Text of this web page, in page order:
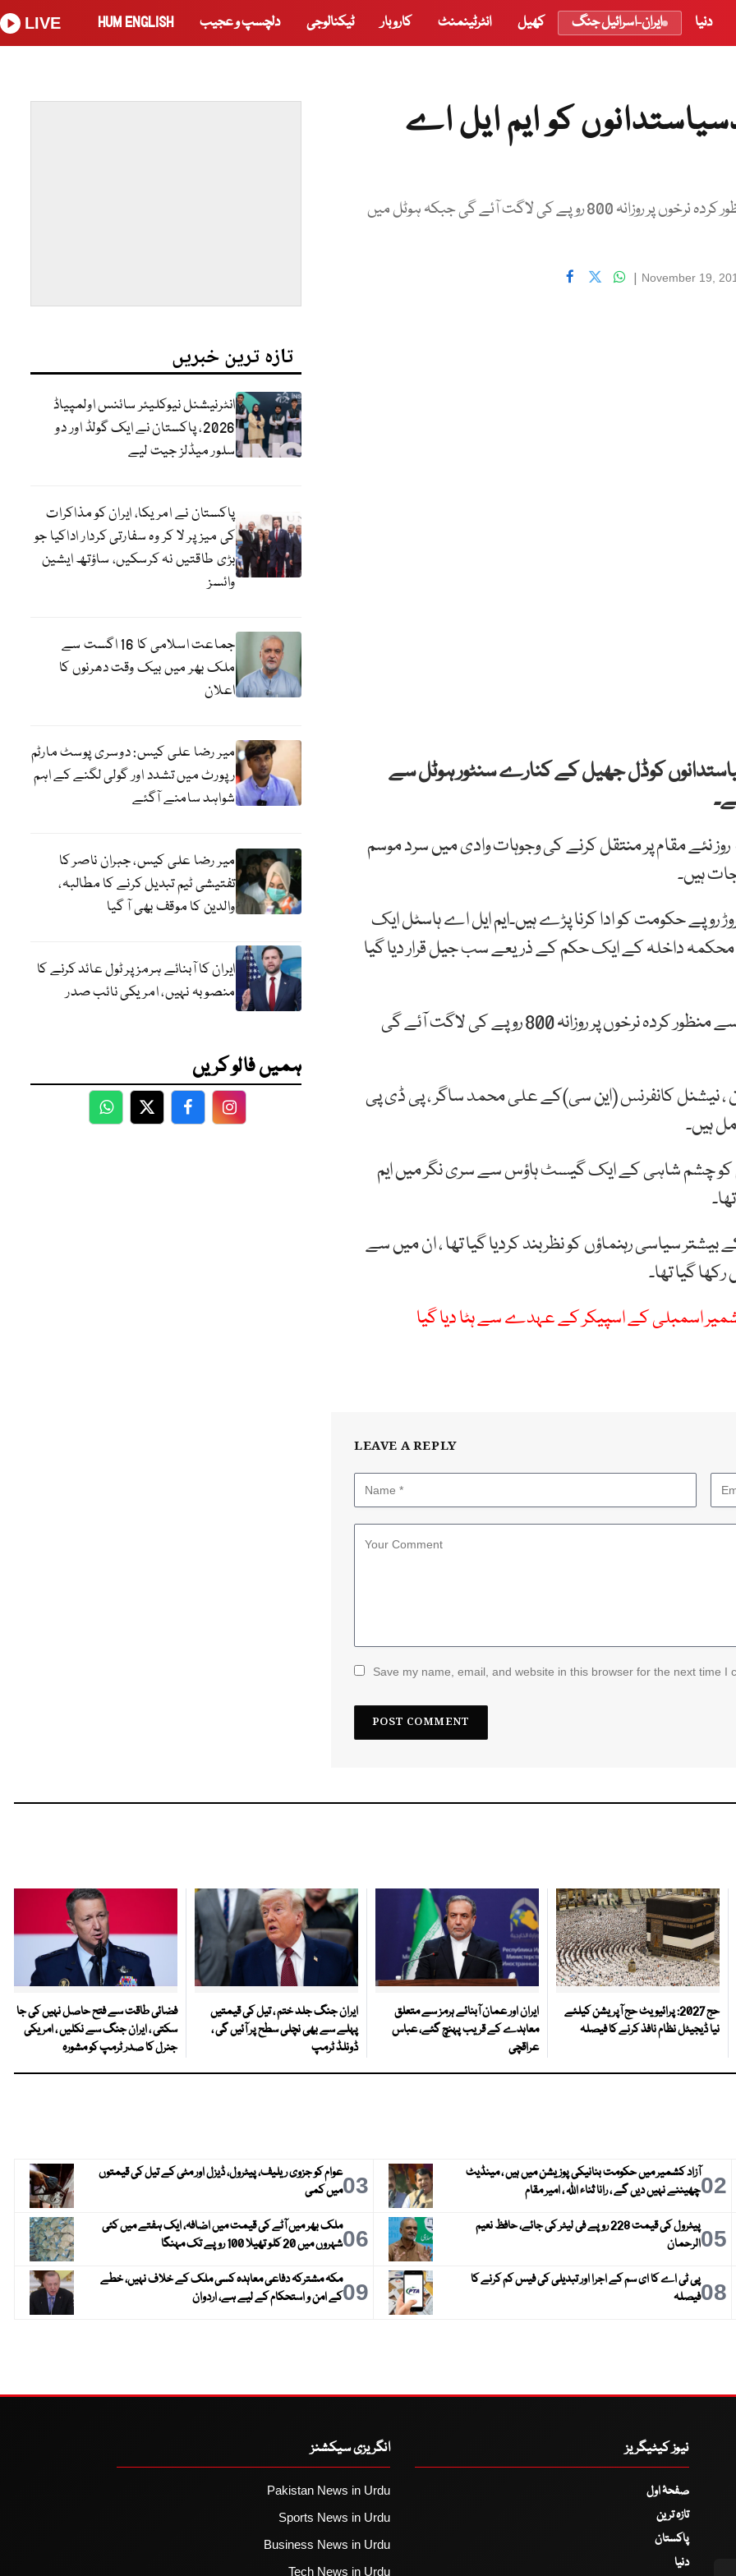
دنیا ایران-اسرائیل جنگ کھیل انٹرٹینمنٹ کاروبار ٹیکنالوجی دلچسپ و عجیب HUM ENGLISH
LIVE
:35 نظربندسیاستدانوں کو ایم ایل اے
سرکاری عہدیداروں نے بتایا کہ یہاں انتظامیہ کی جانب سے منظور کردہ نرخوں پر روزانہ 800 روپے کی لاگت آئے گی جبکہ ہوٹل میں
November 19,
|
و کشمیر میں 35 مرکزی سیاستدانوں کوڈل جھیل کے کنارے سنٹور ہوٹل سے
روز نئے مقام پر منتقل کرنے کی وجوہات وادی میں سرد موسم
ہوٹل میں ان سیاستدانوں کو رکھنے کے لئے 3 کروڑ روپے حکومت کو ادا کرنا پڑے ہیں۔ایم ایل اے ہاسٹل ایک
داخلہ کے ایک حکم کے ذریعے سب جیل قرار دیا گیا
سرکاری عہدیداروں نے بتایا کہ یہاں انتظامیہ کی جانب سے منظور کردہ نرخوں پر روزانہ 800 روپے کی لاگت آئے گی
، نیشنل کانفرنس (این سی)کے علی محمد ساگر ، پی ڈی پی
ہیں۔
کو چشم شاہی کے ایک گیسٹ ہاؤس سے سری نگر میں ایم
بعد وادی کے بیشتر سیاسی رہنماؤں کو نظربند کردیا گیا تھا ، ان میں سے
گیا تھا۔
اسمبلی کے اسپیکر کے عہدے سے ہٹا دیا گیا
LEAVE A REPLY
Save my name, email, and website in this browser for the next time I
تازہ ترین خبریں
انٹرنیشنل نیوکلیئر سائنس اولمپیاڈ
2026، پاکستان نے ایک گولڈ اور دو
سلور میڈلز جیت لیے
پاکستان نے امریکا، ایران کو مذاکرات
کی میز پر لا کر وہ سفارتی کردار اداکیا جو
بڑی طاقتیں نہ کرسکیں، ساؤتھ ایشین
وائسز
جماعت اسلامی کا 16 اگست سے
ملک بھر میں بیک وقت دھرنوں کا
اعلان
میر رضا علی کیس: دوسری پوسٹ مارٹم
رپورٹ میں تشدد اور گولی لگنے کے اہم
شواہد سامنے آگئے
میر رضا علی کیس، جبران ناصر کا
تفتیشی ٹیم تبدیل کرنے کا مطالبہ،
والدین کا موقف بھی آ گیا
ایران کا آبنائے ہرمز پر ٹول عائد کرنے کا
منصوبہ نہیں، امریکی نائب صدر
ہمیں فالو کریں
WhatsApp
TwitterFacebookFacebook
حج 2027: پرائیویٹ حج آپریشن کیلئے
نیا ڈیجیٹل نظام نافذ کرنے کا فیصلہ
ایران اور عمان آبنائے ہرمز سے متعلق
معاہدے کے قریب پہنچ گئے، عباس
عراقچی
ایران جنگ جلد ختم ، تیل کی قیمتیں
پہلے سے بھی نچلی سطح پر آئیں گی ،
ڈونلڈ ٹرمپ
فضائی طاقت سے فتح حاصل نہیں کی جا
سکتی ، ایران جنگ سے نکلیں ، امریکی
جنرل کا صدر ٹرمپ کو مشورہ
02آزاد کشمیر میں حکومت بنانیکی پوزیشن میں ہیں ، مینڈیٹ
چھیننے نہیں دیں گے ، رانا ثناء اللہ ، امیر مقام
03عوام کو جزوی ریلیف، پیٹرول، ڈیزل اور مٹی کے تیل کی قیمتوں
میں کمی
05
پیٹرول کی قیمت 228 روپے فی لیٹر کی جائے، حافظ نعیم
الرحمان
06ملک بھر میں آٹے کی قیمت میں اضافہ، ایک ہفتے میں کئی
شہروں میں 20 کلو تھیلا 100 روپے تک مہنگا
08پی ٹی اے کا ای سم کے اجرا اور تبدیلی کی فیس کم کرنے کا
فیصلہ
09مکہ مشترکہ دفاعی معاہدہ کسی ملک کے خلاف نہیں، خطے
کے امن و استحکام کے لیے ہے، اردوان
نیوز کیٹیگریز
صفحۂ اول
تازہ ترین
پاکستان
دنیا
انگریزی سیکشنز
Pakistan News in Urdu
Sports News in Urdu
Business News in Urdu
Tech News in Urdu